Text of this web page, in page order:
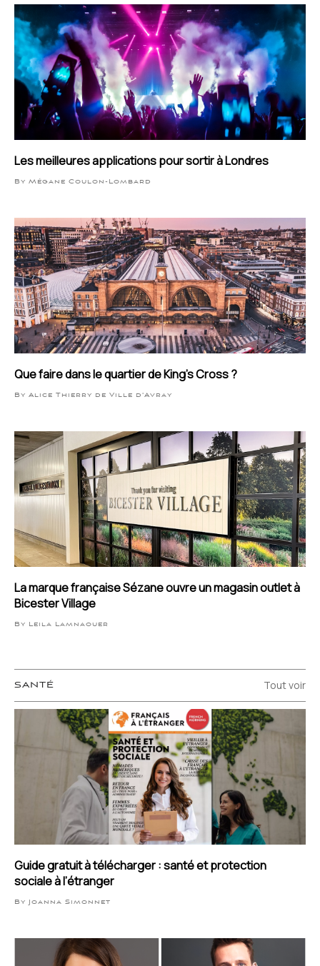
Les meilleures applications pour sortir à Londres
By Mégane Coulon-Lombard
Que faire dans le quartier de King’s Cross ?
By Alice Thierry de Ville d'Avray
La marque française Sézane ouvre un magasin outlet à
Bicester Village
By Leila Lamnaouer
SANTÉ Tout voir
Guide gratuit à télécharger : santé et protection
sociale à l’étranger
By Joanna Simonnet